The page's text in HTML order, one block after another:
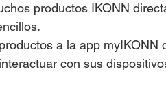
productos IKONN
a la app myIKONN
con sus